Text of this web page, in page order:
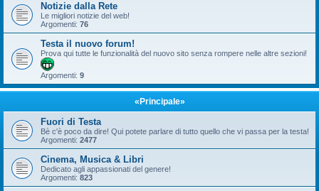
Notizie dalla Rete
Le migliori notizie del web!
Argomenti: 76
Testa il nuovo forum!
Prova qui tutte le funzionalità del nuovo sito senza rompere nelle altre sezioni!
Argomenti: 9
«Principale»
Fuori di Testa
Bè c'è poco da dire! Qui potete parlare di tutto quello che vi passa per la testa!
Argomenti: 2477
Cinema, Musica & Libri
Dedicato agli appassionati del genere!
Argomenti: 823